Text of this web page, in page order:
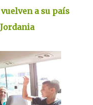
a su país